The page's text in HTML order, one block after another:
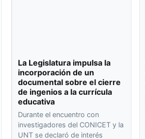
La Legislatura impulsa la
incorporación de un
documental sobre el cierre
de ingenios a la currícula
educativa
Durante el encuentro con
investigadores del CONICET y la
UNT se declaró de interés